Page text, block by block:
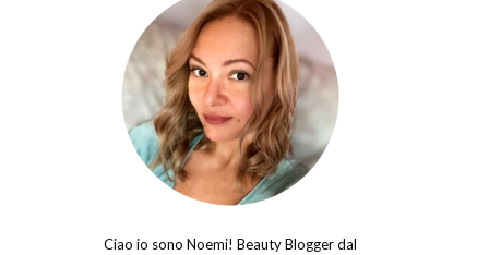
Ciao io sono Noemi! Beauty Blogger dal